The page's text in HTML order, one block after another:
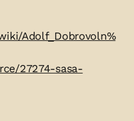
Adolf_Dobrovoln%
27274-sasa-